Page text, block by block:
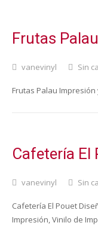
Frutas Palau
vanevinyl Sin
Frutas Palau
Cafetería El
vanevinyl Sin
Cafetería El Pouet
Impresión, Vinilo de